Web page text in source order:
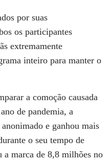
por suas
os participantes
extremamente
inteiro para manter o
a comoção causada
de pandemia, a
e ganhou mais
o seu tempo de
marca de 8,8 milhões no